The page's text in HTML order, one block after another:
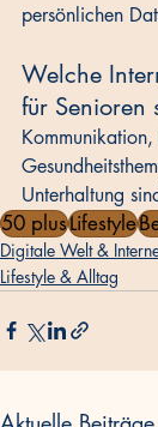
persönlichen
Welche
für Senioren
Unterhaltung
50 plusLifestyle
Digitale Welt &
Lifestyle & Alltag